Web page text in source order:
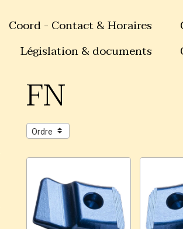
Coord - Contact & Horaires
Législation & documents
FN